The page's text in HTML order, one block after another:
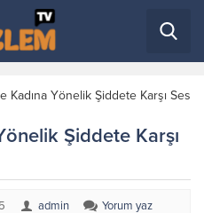
Kadına Yönelik Şiddete Karşı Ses
Şiddete Karşı
admin
Yorum yaz